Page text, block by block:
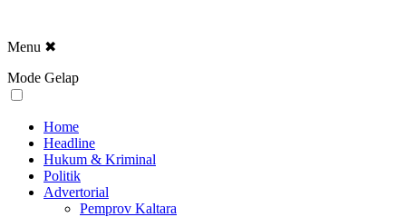
Menu ✖
Mode Gelap
Home
Headline
Hukum & Kriminal
Politik
Advertorial
Pemprov Kaltara